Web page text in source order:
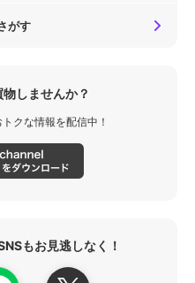
がす
しませんか？
クな情報を配信中！
もお見逃しなく！